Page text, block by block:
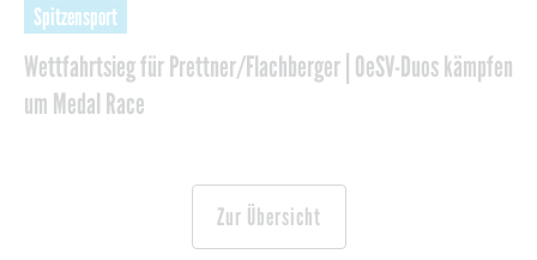
Wettfahrtsieg für Prettner/Flachberger | OeSV-Duos kämpfen
um Medal Race
Spitzensport
Zur Übersicht